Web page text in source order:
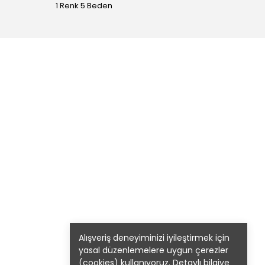
Alışveriş deneyiminizi iyileştirmek için
yasal düzenlemelere uygun çerezler
(cookies) kullanıyoruz. Detaylı bilgiye
1 Renk 5 Beden